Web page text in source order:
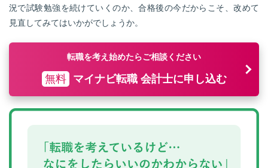
況で試験勉強を続けていくのか、合格後の今だからこそ、改めて
見直してみてはいかがでしょうか。
転職を考え始めたらご相談ください
無料 マイナビ転職 会計士に申し込む